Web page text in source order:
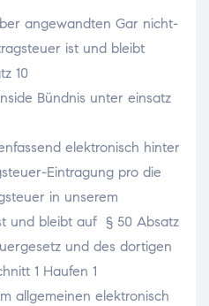
angewandten Gar nicht-
ist und bleibt
10
Bündnis unter einsatz
elektronisch hinter
Eintragung pro die
in unserem
und bleibt auf § 50 Absatz
und des dortigen
1 Haufen 1
allgemeinen elektronisch